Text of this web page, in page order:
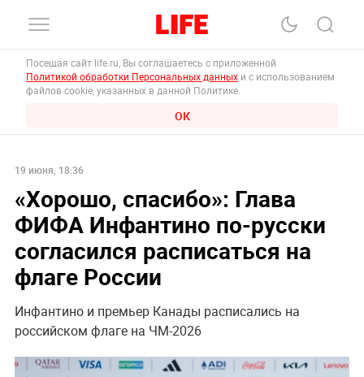
Посещая сайт life.ru, Вы соглашаетесь с приложенной
Политикой обработки Персональных данных и с использованием
файлов cookie, указанных в данной Политике.
ОК
19 июня, 18:36
«Хорошо, спасибо»: Глава
ФИФА Инфантино по-русски
согласился расписаться на
флаге России
Инфантино и премьер Канады расписались на
российском флаге на ЧМ-2026